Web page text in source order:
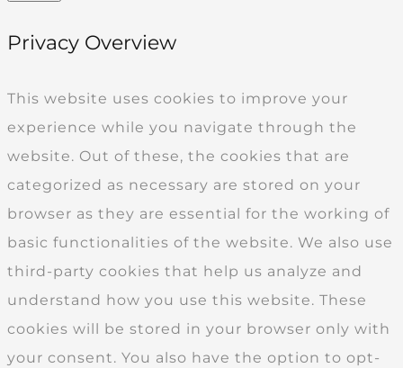
Privacy Overview
This website uses cookies to improve your
experience while you navigate through the
website. Out of these, the cookies that are
categorized as necessary are stored on your
browser as they are essential for the working of
basic functionalities of the website. We also use
third-party cookies that help us analyze and
understand how you use this website. These
cookies will be stored in your browser only with
your consent. You also have the option to opt-